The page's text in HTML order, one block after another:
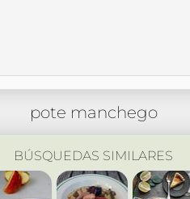
pote manchego
BÚSQUEDAS SIMILARES